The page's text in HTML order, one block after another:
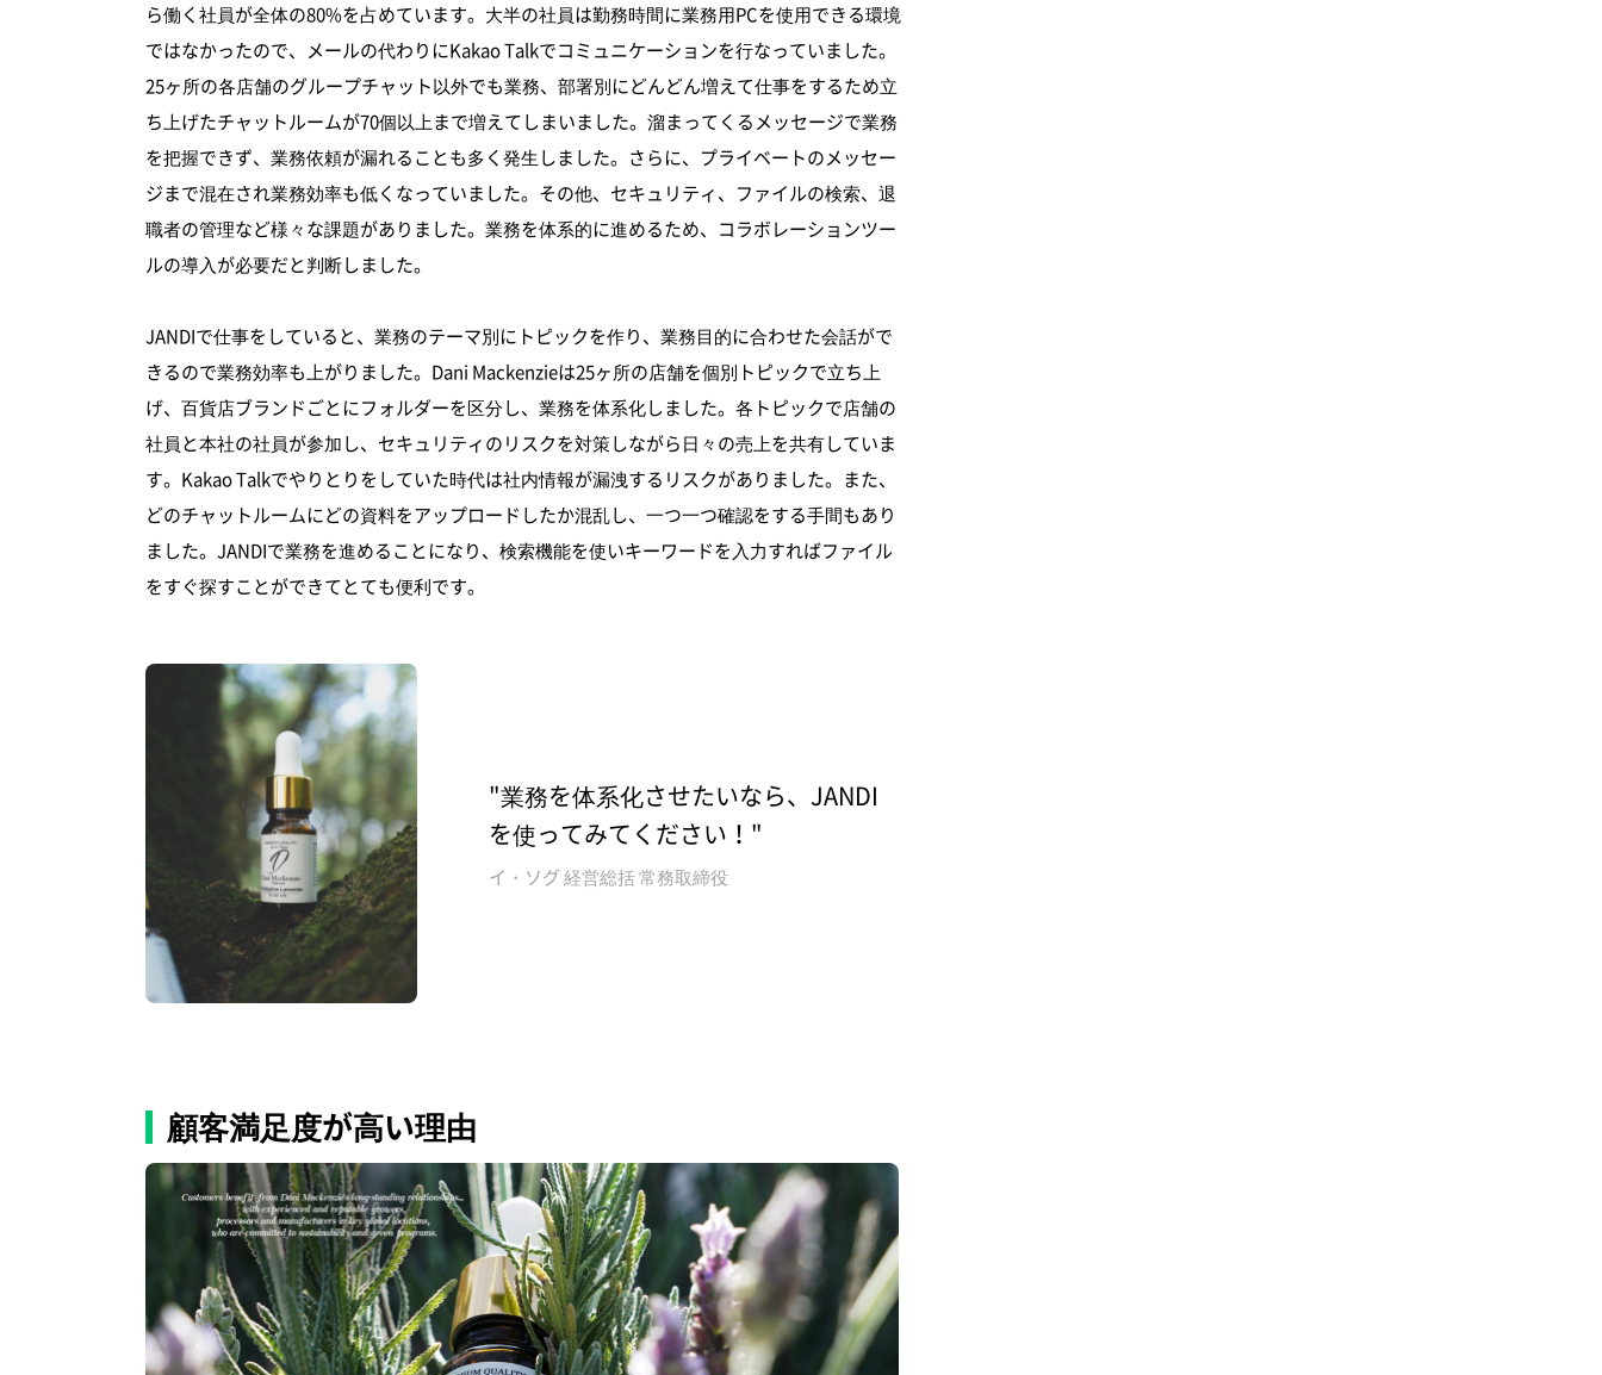
ら働く社員が全体の80%を占めています。大半の社員は勤務時間に業務用PCを使用できる環境
ではなかったので、メールの代わりにKakao Talkでコミュニケーションを行なっていました。
25ヶ所の各店舗のグループチャット以外でも業務、部署別にどんどん増えて仕事をするため立
ち上げたチャットルームが70個以上まで増えてしまいました。溜まってくるメッセージで業務
を把握できず、業務依頼が漏れることも多く発生しました。さらに、プライベートのメッセー
ジまで混在され業務効率も低くなっていました。その他、セキュリティ、ファイルの検索、退
職者の管理など様々な課題がありました。業務を体系的に進めるため、コラボレーションツー
ルの導入が必要だと判断しました。
JANDIで仕事をしていると、業務のテーマ別にトピックを作り、業務目的に合わせた会話がで
きるので業務効率も上がりました。Dani Mackenzieは25ヶ所の店舗を個別トピックで立ち上
げ、百貨店ブランドごとにフォルダーを区分し、業務を体系化しました。各トピックで店舗の
社員と本社の社員が参加し、セキュリティのリスクを対策しながら日々の売上を共有していま
す。Kakao Talkでやりとりをしていた時代は社内情報が漏洩するリスクがありました。また、
どのチャットルームにどの資料をアップロードしたか混乱し、一つ一つ確認をする手間もあり
ました。JANDIで業務を進めることになり、検索機能を使いキーワードを入力すればファイル
をすぐ探すことができてとても便利です。
"業務を体系化させたいなら、JANDI
を使ってみてください！"
イ・ソグ 経営総括 常務取締役
顧客満足度が高い理由